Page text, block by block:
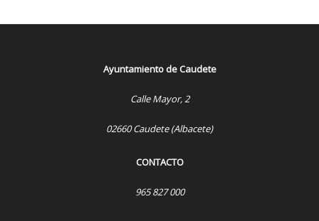
Ayuntamiento de Caudete
Calle Mayor, 2
02660 Caudete (Albacete)
CONTACTO
965 827 000